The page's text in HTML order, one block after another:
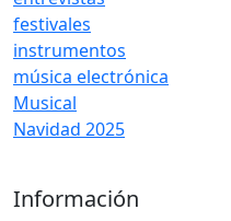
festivales
instrumentos
música electrónica
Musical
Navidad 2025
Información